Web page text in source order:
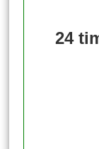
24